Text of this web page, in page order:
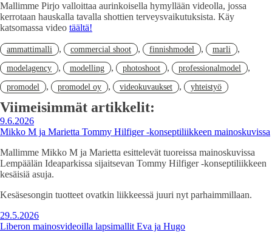
Mallimme Pirjo valloittaa aurinkoisella hymyllään videolla, jossa
kerrotaan hauskalla tavalla shottien terveysvaikutuksista. Käy
katsomassa video täältä!
ammattimalli , commercial shoot , finnishmodel , marli ,
modelagency , modelling , photoshoot , professionalmodel ,
promodel , promodel oy , videokuvaukset , yhteistyö
Viimeisimmät artikkelit:
9.6.2026
Mikko M ja Marietta Tommy Hilfiger -konseptiliikkeen mainoskuvissa
Mallimme Mikko M ja Marietta esittelevät tuoreissa mainoskuvissa
Lempäälän Ideaparkissa sijaitsevan Tommy Hilfiger -konseptiliikkeen
kesäisiä asuja.
Kesäsesongin tuotteet ovatkin liikkeessä juuri nyt parhaimmillaan.
29.5.2026
Liberon mainosvideoilla lapsimallit Eva ja Hugo